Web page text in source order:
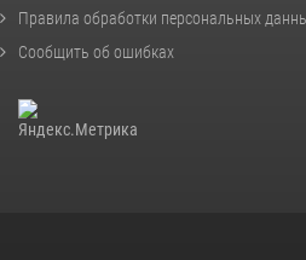
Правила обработки персональных
Сообщить об ошибках